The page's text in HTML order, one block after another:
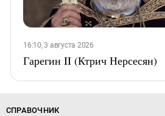
16:10, 3 августа 2026
Гарегин II (Ктрич Нерсесян)
СПРАВОЧНИК